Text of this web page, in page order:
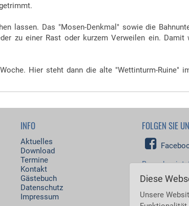
lassen. Das "Mosen-Denkmal" sowie die
zu einer Rast oder kurzem Verweilen ein. Damit
Hier steht dann die alte "Wettinturm-Ruine"
INFO
Aktuelles
Download
Termine
Kontakt
Gästebuch
Datenschutz
Impressum
FOLGEN SIE
Besucher
Besucher
Besucher
Besucher
Diese
Unsere